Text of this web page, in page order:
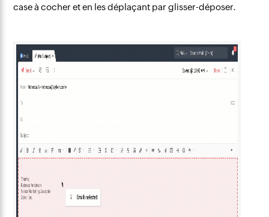
case à cocher et en les déplaçant par glisser-déposer.